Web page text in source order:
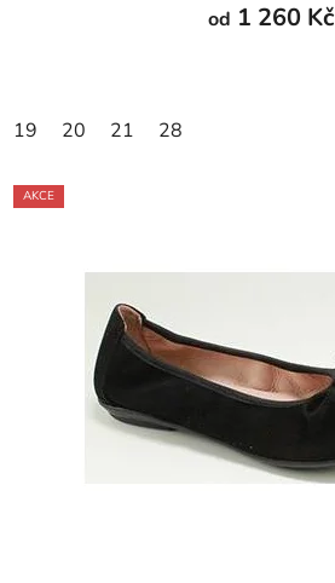
od 1 260 Kč
19 20 21 28
AKCE